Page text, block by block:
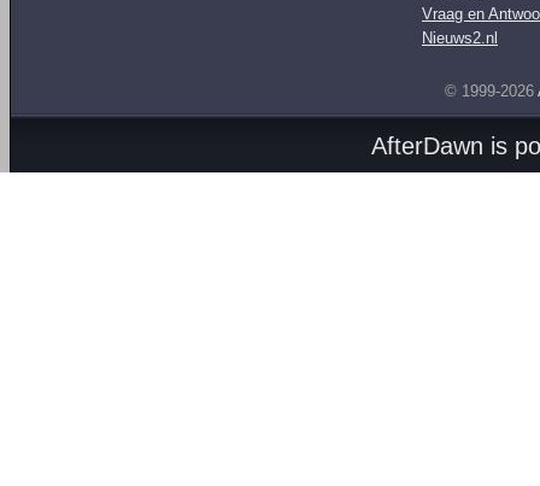
Vraag en
Nieuws2.nl
© 1999-2026
AfterDawn is